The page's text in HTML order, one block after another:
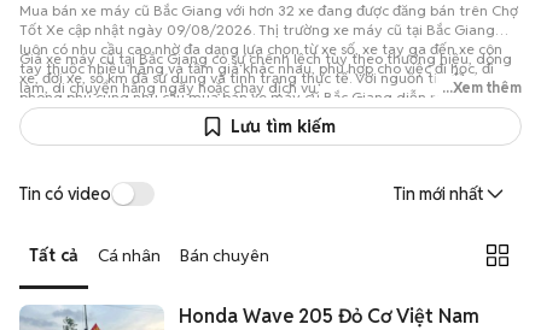
Mua bán xe máy cũ Bắc Giang với hơn 32 xe đang được đăng bán trên Chợ
Tốt Xe cập nhật ngày 09/08/2026. Thị trường xe máy cũ tại Bắc Giang
luôn có nhu cầu cao nhờ đa dạng lựa chọn từ xe số, xe tay ga đến xe côn
tay thuộc nhiều hãng và tầm giá khác nhau, phù hợp cho việc đi học, đi
làm, di chuyển hằng ngày hoặc chạy dịch vụ.
Giá xe máy cũ tại Bắc Giang có sự chênh lệch tùy theo thương hiệu, dòng
xe, đời xe, số km đã sử dụng và tình trạng thực tế. Với nguồn tin đăng
phong phú cùng nhu cầu mua bán xe máy cũ Bắc Giang diễn ra thường
xuyên, người mua có thể dễ dàng tham khảo nhiều mức giá, so sánh các
mẫu xe đã qua sử dụng và chọn phương án phù hợp với ngân sách. Hiện có
được mức giá tốt nhất.
...Xem thêm
Lưu tìm kiếm
Tin có video Tin mới nhất
Tất cả Cá nhân Bán chuyên
Honda Wave 205 Đỏ Cơ Việt Nam